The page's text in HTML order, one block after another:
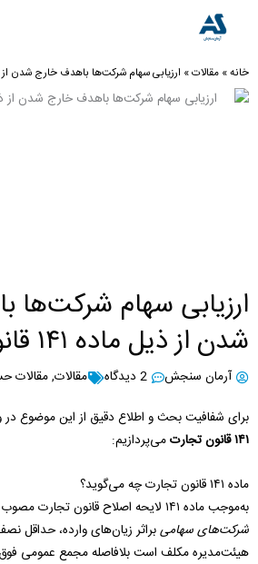
خانه» مقالات» ارزیابی سهام شرکت‌ها باهدف خارج شدن از ذیل ماده ۱۴۱
ارزیابی سهام شرکت‌ها
شدن از ذیل ماده ۱۴۱ قانون تجارت
آرمان سنجش 2 دیدگاه مقالات,مقالات
برای شفافیت بحث و اطلاع دقیق از این موضوع
۱۴۱ قانون تجارت
می‌پردازیم:
ماده ۱۴۱ قانون تجارت چه می‌گوید؟
به‌موجب ماده ۱۴۱ لایحه اصلاح قانون تجارت مصوب سال ۱۳۴۷، “اگر در
شرکت‌های سهامیبراثر زیان‌های وارده، حداقل
هیئت‌مدیره مکلف است بلافاصله مجمع عمومی